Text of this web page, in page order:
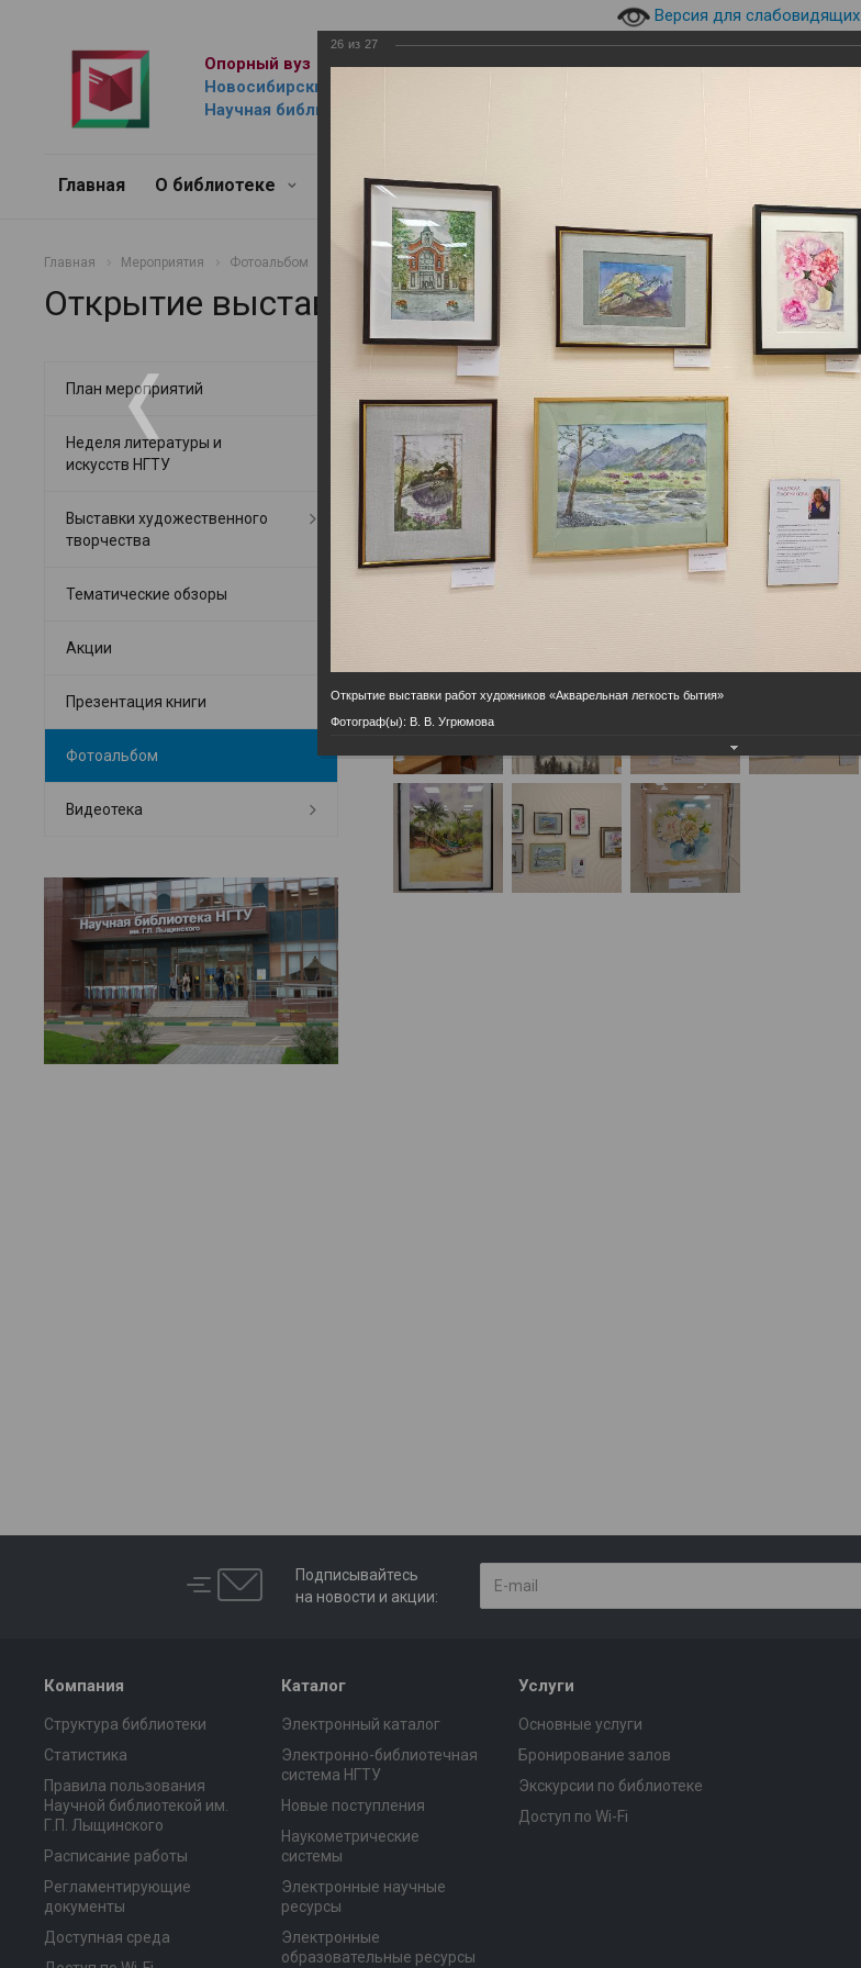
Версия для слабовидящих
Опорный вуз
Новосибирский государственный технический уни
Научная библиотека им. Г.П. Лыщинского
630073, г.
Главная О библиотеке Ресурсы Услуги
Главная Мероприятия Фотоальбом Просветительно-массовые мероприятия Открытие выставки работ художников
Открытие выставки работ художников
Открытие выставки работ художников «Акварельная
05.03.2025
План мероприятий
Неделя литературы и
искусств НГТУ
Выставки художественного
творчества
Тематические обзоры
Акции
Презентация книги
Фотоальбом
Видеотека
Подписывайтесь
на новости и акции:
Компания
Структура библиотеки
Статистика
Правила пользования
Научной библиотекой им.
Г.П. Лыщинского
Расписание работы
Регламентирующие
документы
Доступная среда
Каталог
Электронный каталог
Электронно-библиотечная
система НГТУ
Новые поступления
Наукометрические
системы
Электронные научные
ресурсы
Электронные
образовательные ресурсы
Услуги
Основные услуги
Бронирование залов
Экскурсии по библиотеке
Доступ по Wi-Fi
26 из 27
Открытие выставки работ художников «Акварельная легкость бытия»
Фотограф(ы): В. В. Угрюмова